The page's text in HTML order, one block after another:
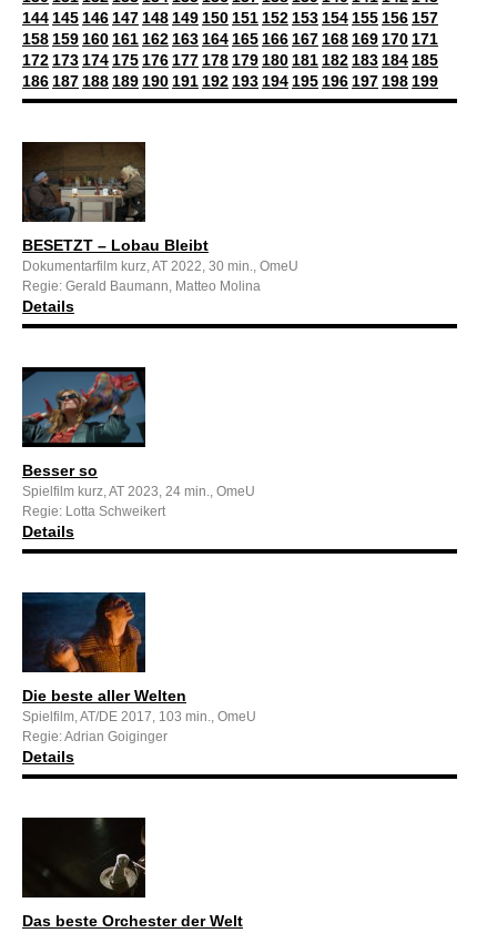
144 145 146 147 148 149 150 151 152 153 154 155 156 157
158 159 160 161 162 163 164 165 166 167 168 169 170 171
172 173 174 175 176 177 178 179 180 181 182 183 184 185
186 187 188 189 190 191 192 193 194 195 196 197 198 199
BESETZT – Lobau Bleibt
Dokumentarfilm kurz, AT 2022, 30 min., OmeU
Regie: Gerald Baumann, Matteo Molina
Details
Besser so
Spielfilm kurz, AT 2023, 24 min., OmeU
Regie: Lotta Schweikert
Details
Die beste aller Welten
Spielfilm, AT/DE 2017, 103 min., OmeU
Regie: Adrian Goiginger
Details
Das beste Orchester der Welt